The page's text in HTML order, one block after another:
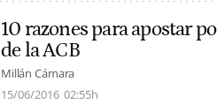
10 razones para apostar
de la ACB
Millán Cámara
15/06/2016 02:55h